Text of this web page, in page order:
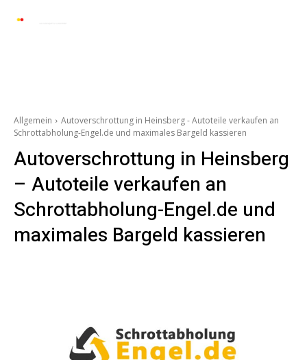
Allgemein
Autoverschrottung in Heinsberg - Autoteile verkaufen an
Schrottabholung-Engel.de und maximales Bargeld kassieren
Autoverschrottung in Heinsberg
– Autoteile verkaufen an
Schrottabholung-Engel.de und
maximales Bargeld kassieren